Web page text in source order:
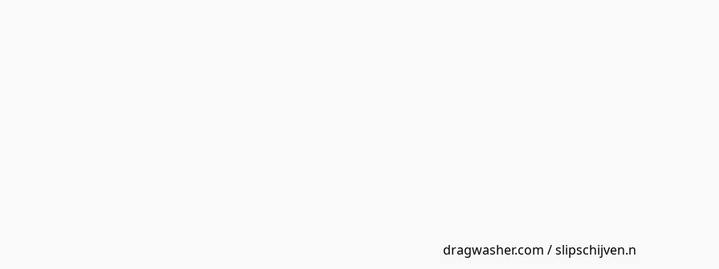
dragwasher.com / slipschijven.n